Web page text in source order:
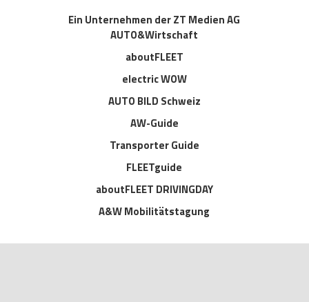
Ein Unternehmen der ZT Medien AG
AUTO&Wirtschaft
aboutFLEET
electric WOW
AUTO BILD Schweiz
AW-Guide
Transporter Guide
FLEETguide
aboutFLEET DRIVINGDAY
A&W Mobilitätstagung